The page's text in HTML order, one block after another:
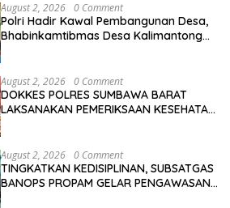
August 2, 2026 0 Comment
Polri Hadir Kawal Pembangunan Desa,
Bhabinkamtibmas Desa Kalimantong
August 2, 2026 0 Comment
DOKKES POLRES SUMBAWA BARAT
LAKSANAKAN PEMERIKSAAN KESEHATAN
August 2, 2026 0 Comment
TINGKATKAN KEDISIPLINAN, SUBSATGAS
BANOPS PROPAM GELAR PENGAWASAN